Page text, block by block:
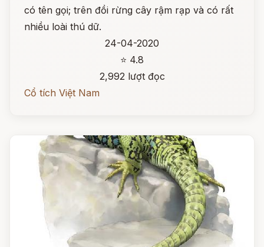
có tên gọi; trên đồi rừng cây rậm rạp và có rất
nhiều loài thú dữ.
24-04-2020
⭐ 4.8
2,992 lượt đọc
Cổ tích Việt Nam